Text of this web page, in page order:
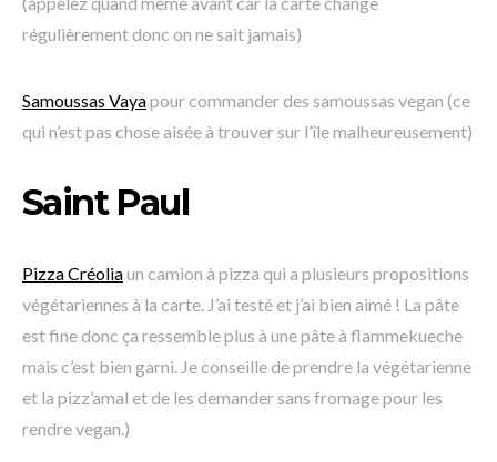
régulièrement donc on ne sait jamais)
Samoussas Vayapour commander des samoussas vegan (ce
qui n’est pas chose aisée à trouver sur l’île malheureusement)
Saint Paul
Pizza Créoliaun camion à pizza qui a plusieurs propositions
végétariennes à la carte. J’ai testé et j’ai bien aimé ! La pâte
est fine donc ça ressemble plus à une pâte à flammekueche
mais c’est bien garni. Je conseille de prendre la végétarienne
et la pizz’amal et de les demander sans fromage pour les
rendre vegan.)